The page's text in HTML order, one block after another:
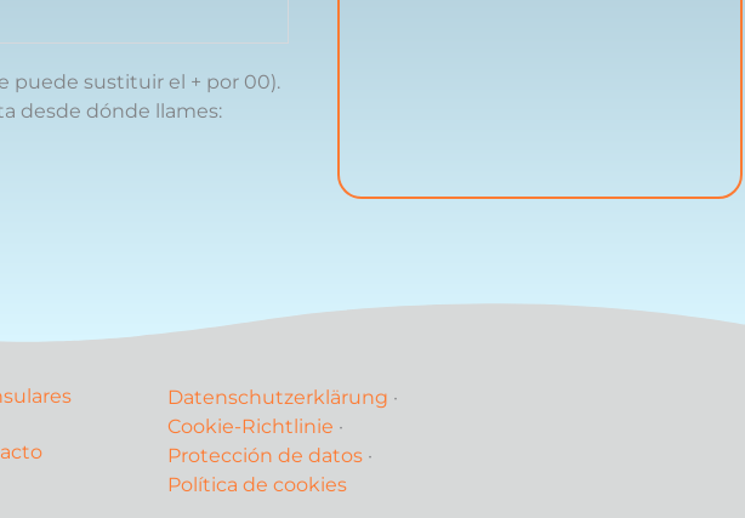
puede sustituir el + por 00).
desde dónde llames:
Datenschutzerklärung ·
Cookie-Richtlinie ·
Protección de datos·
Política de cookies